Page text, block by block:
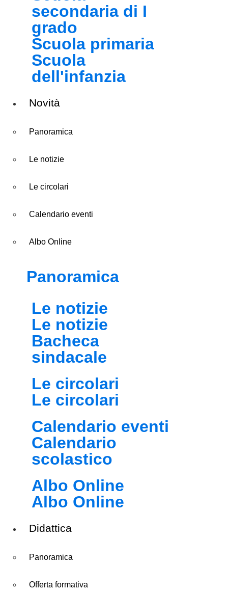
secondaria di I
grado
Scuola primaria
Scuola
dell'infanzia
Novità
Panoramica
Le notizie
Le circolari
Calendario eventi
Albo Online
Panoramica
Le notizie
Le notizie
Bacheca
sindacale
Le circolari
Le circolari
Calendario eventi
Calendario
scolastico
Albo Online
Albo Online
Didattica
Panoramica
Offerta formativa